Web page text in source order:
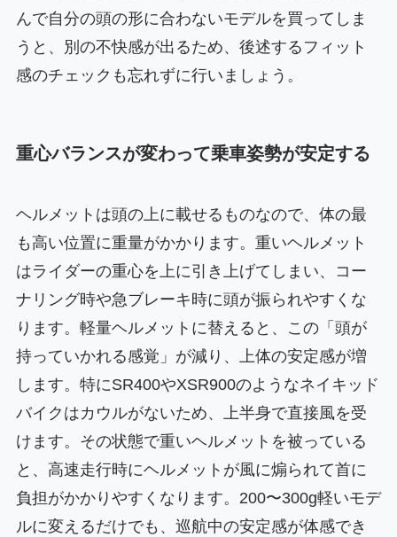
んで自分の頭の形に合わないモデルを買ってしま
うと、別の不快感が出るため、後述するフィット
感のチェックも忘れずに行いましょう。
重心バランスが変わって乗車姿勢が安定する
ヘルメットは頭の上に載せるものなので、体の最
も高い位置に重量がかかります。重いヘルメット
はライダーの重心を上に引き上げてしまい、コー
ナリング時や急ブレーキ時に頭が振られやすくな
ります。軽量ヘルメットに替えると、この「頭が
持っていかれる感覚」が減り、上体の安定感が増
します。特にSR400やXSR900のようなネイキッド
バイクはカウルがないため、上半身で直接風を受
けます。その状態で重いヘルメットを被っている
と、高速走行時にヘルメットが風に煽られて首に
負担がかかりやすくなります。200〜300g軽いモデ
ルに変えるだけでも、巡航中の安定感が体感でき